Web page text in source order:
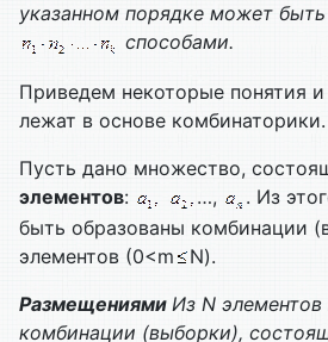
указанном порядке может
способами.
Приведем некоторые понятия
лежат в основе комбинаторики.
Пусть дано множество,
элементов: …,
. Из
быть образованы комбинации
элементов (0<m
N).
Размещениями Из N элементов
комбинации (выборки),